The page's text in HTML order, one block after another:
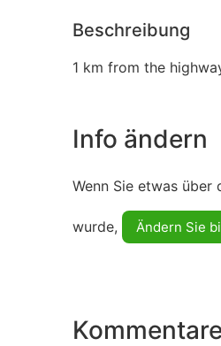
Beschreibung
1 km from the
Info ändern
Wenn Sie etwas über
wurde, Ändern Sie